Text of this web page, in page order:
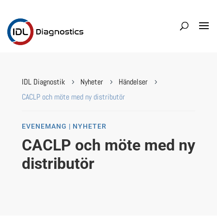
IDL Diagnostik 5 Nyheter 5 Händelser 5
CACLP och möte med ny distributör
EVENEMANG | NYHETER
CACLP och möte med ny
distributör